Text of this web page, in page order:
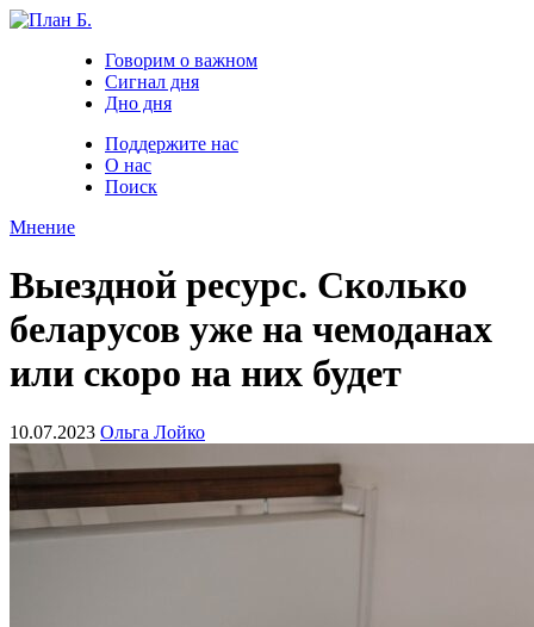
Говорим о важном
Сигнал дня
Дно дня
Поддержите нас
О нас
Поиск
Мнение
Выездной ресурс. Сколько
беларусов уже на чемоданах
или скоро на них будет
10.07.2023 Ольга Лойко